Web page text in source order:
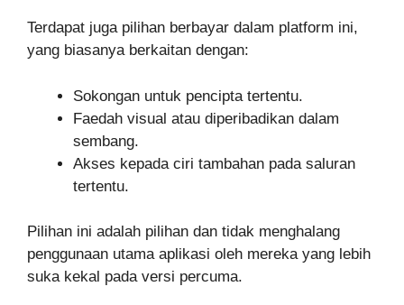
Terdapat juga pilihan berbayar dalam platform ini,
yang biasanya berkaitan dengan:
Sokongan untuk pencipta tertentu.
Faedah visual atau diperibadikan dalam
sembang.
Akses kepada ciri tambahan pada saluran
tertentu.
Pilihan ini adalah pilihan dan tidak menghalang
penggunaan utama aplikasi oleh mereka yang lebih
suka kekal pada versi percuma.